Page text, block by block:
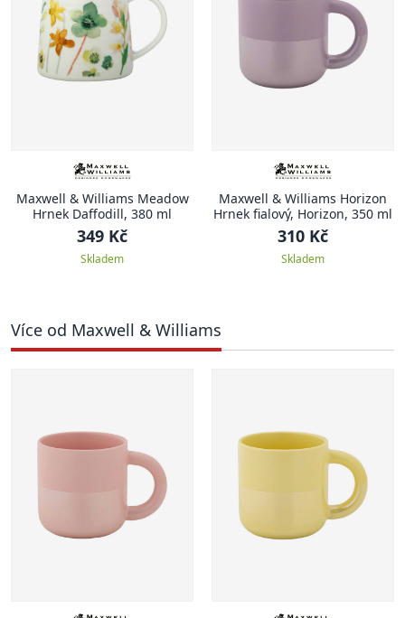
Maxwell & Williams Meadow
Hrnek Daffodill, 380 ml
349 Kč
Skladem
Maxwell & Williams Horizon
Hrnek fialový, Horizon, 350 ml
310 Kč
Skladem
Více od Maxwell & Williams